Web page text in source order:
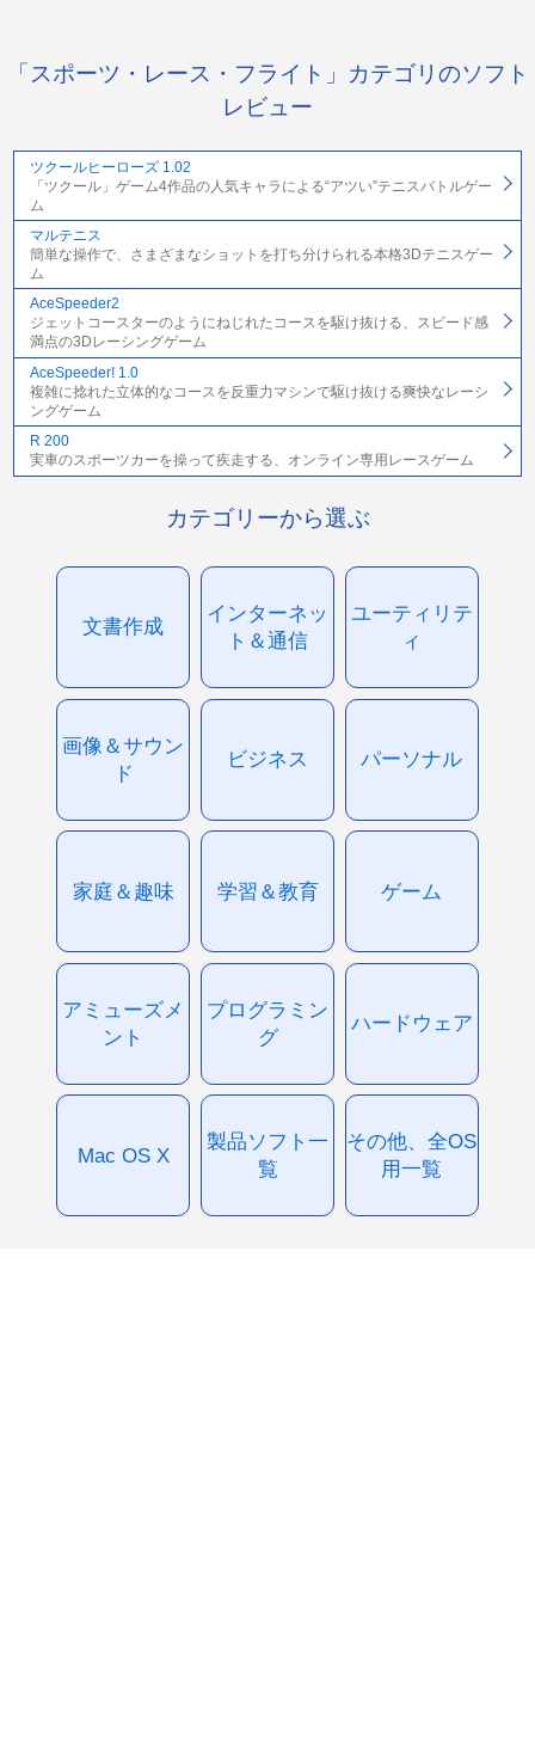
「スポーツ・レース・フライト」カテゴリのソフト
レビュー
ツクールヒーローズ 1.02
「ツクール」ゲーム4作品の人気キャラによる“アツい”テニスバトルゲー
ム
マルテニス
簡単な操作で、さまざまなショットを打ち分けられる本格3Dテニスゲー
ム
AceSpeeder2
ジェットコースターのようにねじれたコースを駆け抜ける、スピード感
満点の3Dレーシングゲーム
AceSpeeder! 1.0
複雑に捻れた立体的なコースを反重力マシンで駆け抜ける爽快なレーシ
ングゲーム
R 200
実車のスポーツカーを操って疾走する、オンライン専用レースゲーム
カテゴリーから選ぶ
文書作成
インターネッ
ト＆通信
ユーティリテ
ィ
画像＆サウン
ド
ビジネス パーソナル
家庭＆趣味 学習＆教育 ゲーム
アミューズメ
ント
プログラミン
グ
ハードウェア
Mac OS X
製品ソフト一
覧
その他、全OS
用一覧